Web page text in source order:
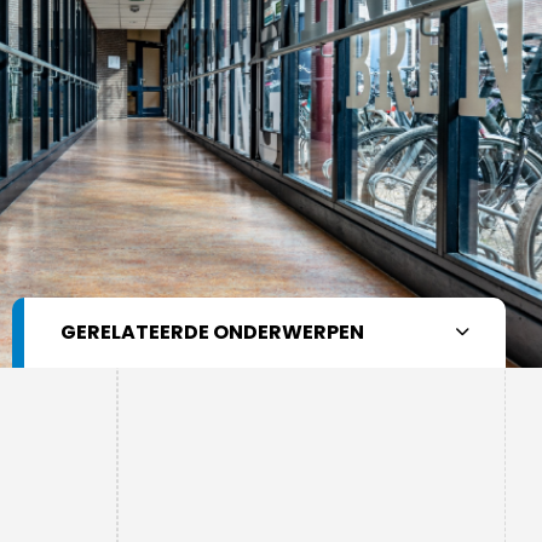
GERELATEERDE ONDERWERPEN
Vertrouwenspersonen
Onderwijsondersteuning
Schoolcode
medewerkers
Schoolleiding
Leerlingenraad
MR